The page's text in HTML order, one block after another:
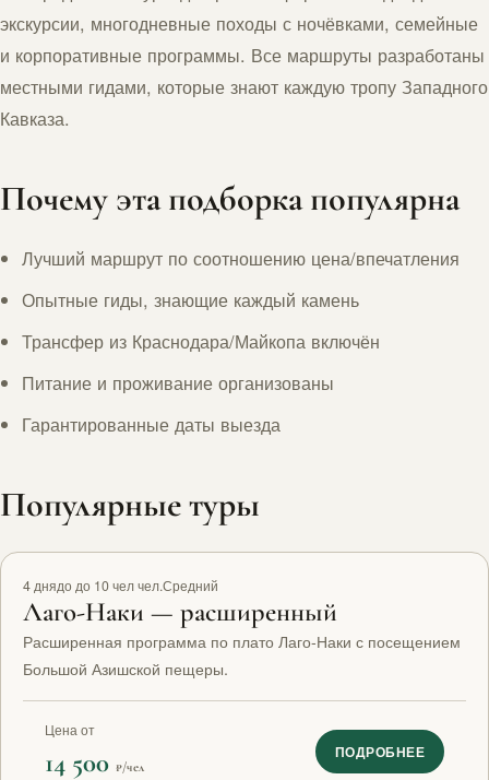
экскурсии, многодневные походы с ночёвками, семейные
и корпоративные программы. Все маршруты разработаны
местными гидами, которые знают каждую тропу Западного
Кавказа.
Почему эта подборка популярна
Лучший маршрут по соотношению цена/впечатления
Опытные гиды, знающие каждый камень
Трансфер из Краснодара/Майкопа включён
Питание и проживание организованы
Гарантированные даты выезда
Популярные туры
Рекомендуем
4 днядо до 10 чел чел.Средний
Лаго-Наки — расширенный
Расширенная программа по плато Лаго-Наки с посещением
Большой Азишской пещеры.
Цена от
14 500 ₽/чел
ПОДРОБНЕЕ